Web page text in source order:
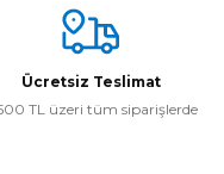
Ücretsiz Teslimat
TL üzeri tüm siparişlerde